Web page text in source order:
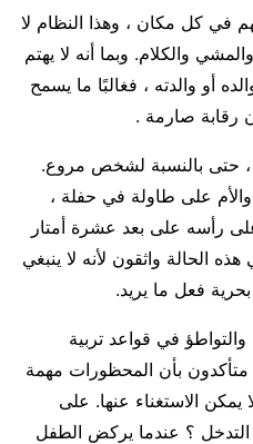
في كل مكان ، وهذا النظام لا
والكلام. وبما أنه لا يهتم
أو والدته ، فغالبًا ما يسمح
رقابة صارمة .
، حتى بالنسبة لشخص مروع.
على طاولة في حفلة ،
رأسه على بعد عشرة أمتار
الحالة واثقون لأنه لا ينبغي
فعل ما يريد.
والتواطؤ في قواعد تربية
متأكدون بأن المحظورات مهمة
الاستغناء عنها. على
؟ عندما يركض الطفل